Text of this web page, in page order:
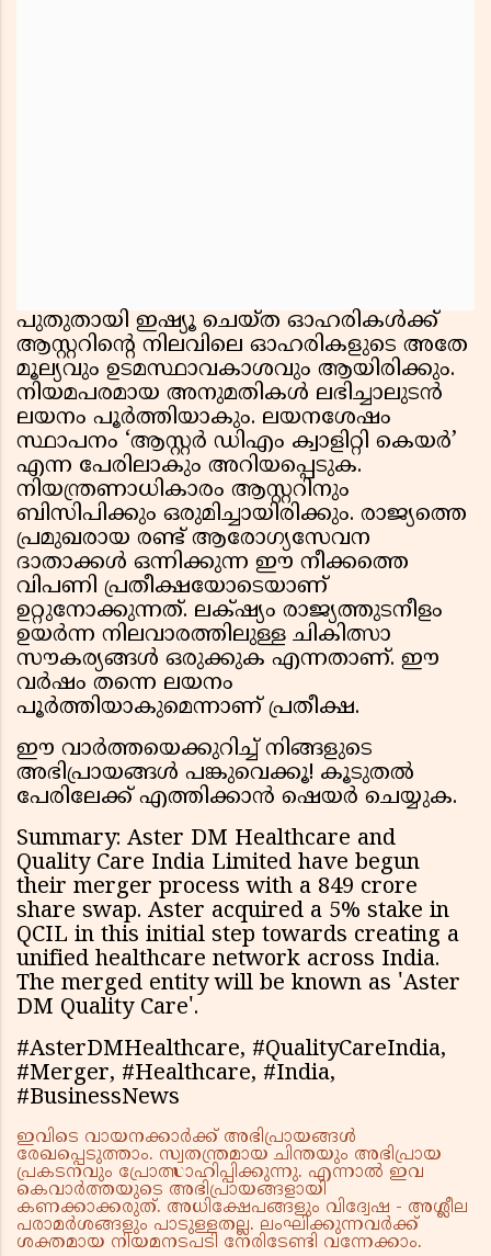
പുതുതായി ഇഷ്യൂ ചെയ്ത ഓഹരികൾക്ക്
ആസ്റ്ററിൻ്റെ നിലവിലെ ഓഹരികളുടെ അതേ
മൂല്യവും ഉടമസ്ഥാവകാശവും ആയിരിക്കും.
നിയമപരമായ അനുമതികൾ ലഭിച്ചാലുടൻ
ലയനം പൂർത്തിയാകും. ലയനശേഷം
സ്ഥാപനം ‘ആസ്റ്റർ ഡിഎം ക്വാളിറ്റി കെയർ’
എന്ന പേരിലാകും അറിയപ്പെടുക.
നിയന്ത്രണാധികാരം ആസ്റ്ററിനും
ബിസിപിക്കും ഒരുമിച്ചായിരിക്കും. രാജ്യത്തെ
പ്രമുഖരായ രണ്ട് ആരോഗ്യസേവന
ദാതാക്കൾ ഒന്നിക്കുന്ന ഈ നീക്കത്തെ
വിപണി പ്രതീക്ഷയോടെയാണ്
ഉറ്റുനോക്കുന്നത്. ലക്‌ഷ്യം രാജ്യത്തുടനീളം
ഉയർന്ന നിലവാരത്തിലുള്ള ചികിത്സാ
സൗകര്യങ്ങൾ ഒരുക്കുക എന്നതാണ്. ഈ
വർഷം തന്നെ ലയനം
പൂർത്തിയാകുമെന്നാണ് പ്രതീക്ഷ.
ഈ വാർത്തയെക്കുറിച്ച് നിങ്ങളുടെ
അഭിപ്രായങ്ങൾ പങ്കുവെക്കൂ! കൂടുതൽ
പേരിലേക്ക് എത്തിക്കാൻ ഷെയർ ചെയ്യുക.
Summary: Aster DM Healthcare and
Quality Care India Limited have begun
their merger process with a ₹849 crore
share swap. Aster acquired a 5% stake in
QCIL in this initial step towards creating a
unified healthcare network across India.
The merged entity will be known as 'Aster
DM Quality Care'.
#AsterDMHealthcare, #QualityCareIndia,
#Merger, #Healthcare, #India,
#BusinessNews
ഇവിടെ വായനക്കാർക്ക് അഭിപ്രായങ്ങൾ
രേഖപ്പെടുത്താം. സ്വതന്ത്രമായ ചിന്തയും അഭിപ്രായ
പ്രകടനവും പ്രോത്സാഹിപ്പിക്കുന്നു. എന്നാൽ ഇവ
കെവാർത്തയുടെ അഭിപ്രായങ്ങളായി
കണക്കാക്കരുത്. അധിക്ഷേപങ്ങളും വിദ്വേഷ - അശ്ലീല
പരാമർശങ്ങളും പാടുള്ളതല്ല. ലംഘിക്കുന്നവർക്ക്
ശക്തമായ നിയമനടപടി നേരിടേണ്ടി വന്നേക്കാം.